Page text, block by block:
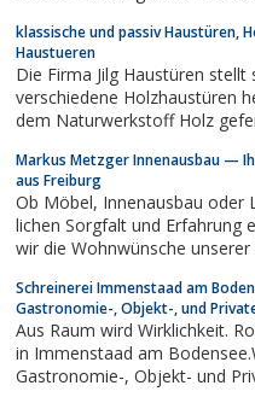
klassische und passiv Haustüren,
Haustueren
Die Firma Jilg Haustüren
verschiedene Holzhaustüren
dem Naturwerkstoff Holz
Präzision und auch
Markus Metzger Innenausbau —
aus Freiburg
Ob Möbel, Innen­ausbau oder Laden­bau – mit der hand­werk­
lichen Sorg­falt und Erfahrung
wir die Wohn­wünsche unserer
Schreinerei Immenstaad am
Gastronomie-, Objekt-, und
Aus Raum wird Wirklichkeit.
in Immenstaad am
Gastronomie-, Objekt- und Privatbereich.Die Ausstattung von